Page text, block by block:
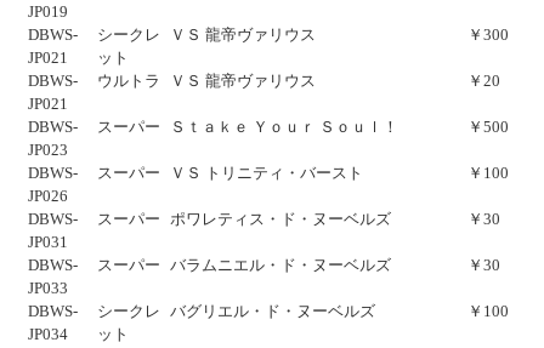
JP019
DBWS-
JP021
シークレ
ット
ＶＳ 龍帝ヴァリウス ￥300
DBWS-
JP021
ウルトラ ＶＳ 龍帝ヴァリウス ￥20
DBWS-
JP023
スーパー Ｓｔａｋｅ Ｙｏｕｒ Ｓｏｕｌ！ ￥500
DBWS-
JP026
スーパー ＶＳ トリニティ・バースト ￥100
DBWS-
JP031
スーパー ポワレティス・ド・ヌーベルズ ￥30
DBWS-
JP033
スーパー バラムニエル・ド・ヌーベルズ ￥30
DBWS-
JP034
シークレ
ット
バグリエル・ド・ヌーベルズ ￥100